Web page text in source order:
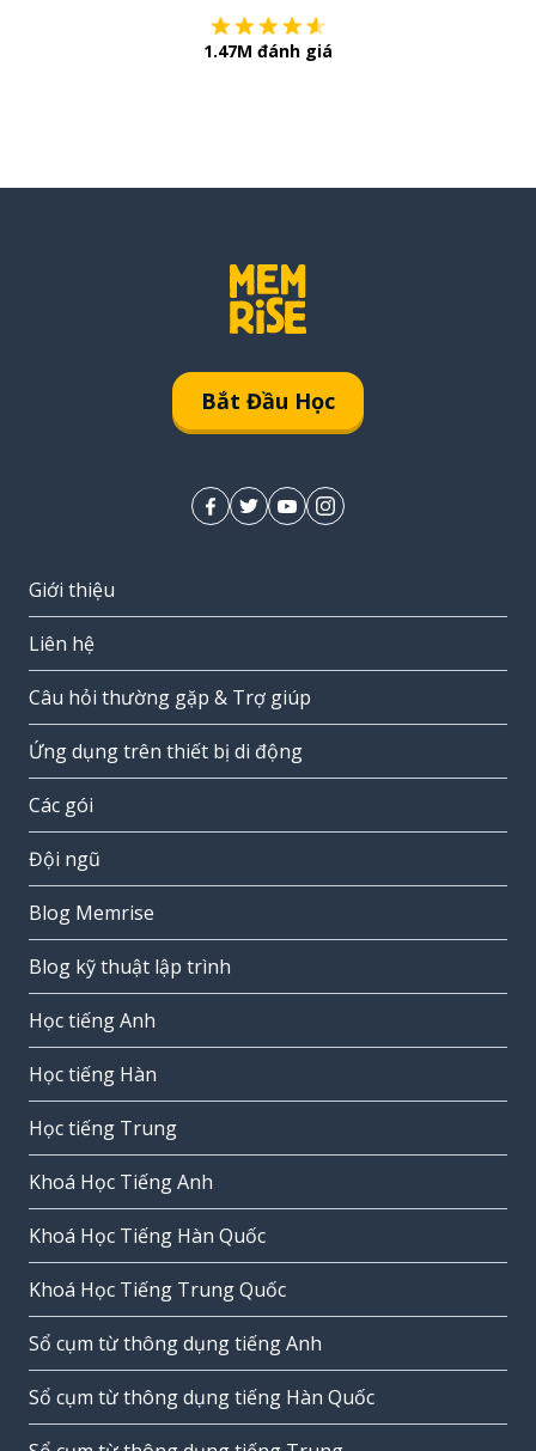
1.47M đánh giá
Bắt Đầu Học
Giới thiệu
Liên hệ
Câu hỏi thường gặp & Trợ giúp
Ứng dụng trên thiết bị di động
Các gói
Đội ngũ
Blog Memrise
Blog kỹ thuật lập trình
Học tiếng Anh
Học tiếng Hàn
Học tiếng Trung
Khoá Học Tiếng Anh
Khoá Học Tiếng Hàn Quốc
Khoá Học Tiếng Trung Quốc
Sổ cụm từ thông dụng tiếng Anh
Sổ cụm từ thông dụng tiếng Hàn Quốc